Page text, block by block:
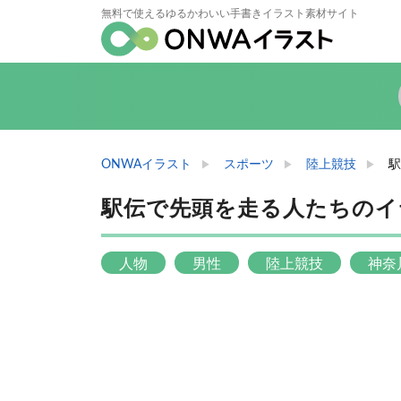
無料で使えるゆるかわいい手書きイラスト素材サイト
ONWAイラスト スポーツ 陸上競技
駅伝で先頭を走る人たちの
人物 男性 陸上競技 神奈